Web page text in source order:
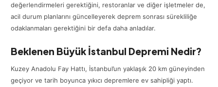
değerlendirmeleri gerektiğini, restoranlar ve diğer işletmeler de,
acil durum planlarını güncelleyerek deprem sonrası sürekliliğe
odaklanmaları gerektiğini bir defa daha anladılar.
Beklenen Büyük İstanbul Depremi Nedir?
Kuzey Anadolu Fay Hattı, İstanbul’un yaklaşık 20 km güneyinden
geçiyor ve tarih boyunca yıkıcı depremlere ev sahipliği yaptı.